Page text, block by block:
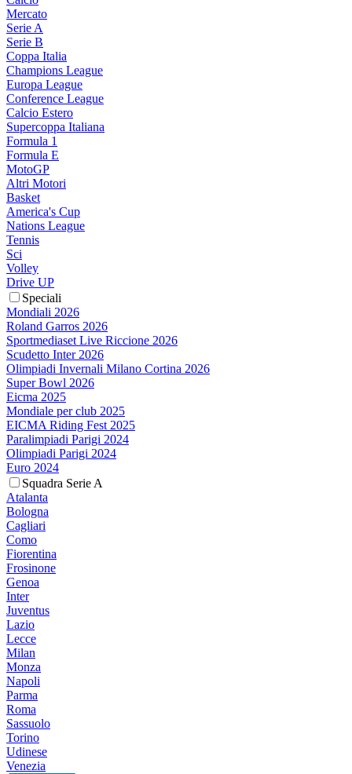
Mercato
Serie A
Serie B
Coppa Italia
Champions League
Europa League
Conference League
Calcio Estero
Supercoppa Italiana
Formula 1
Formula E
MotoGP
Altri Motori
Basket
America's Cup
Nations League
Tennis
Sci
Volley
Drive UP
Speciali
Mondiali 2026
Roland Garros 2026
Sportmediaset Live Riccione 2026
Scudetto Inter 2026
Olimpiadi Invernali Milano Cortina 2026
Super Bowl 2026
Eicma 2025
Mondiale per club 2025
EICMA Riding Fest 2025
Paralimpiadi Parigi 2024
Olimpiadi Parigi 2024
Euro 2024
Squadra Serie A
Atalanta
Bologna
Cagliari
Como
Fiorentina
Frosinone
Genoa
Inter
Juventus
Lazio
Lecce
Milan
Monza
Napoli
Parma
Roma
Sassuolo
Torino
Udinese
Venezia